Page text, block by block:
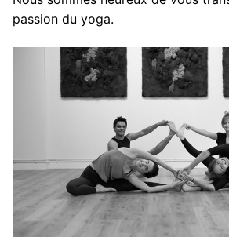
passion du yoga.